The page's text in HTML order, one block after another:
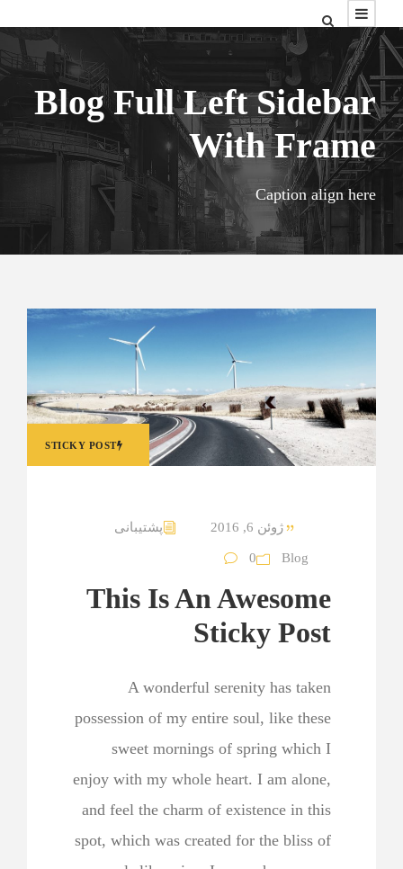
Blog Full Left Sidebar
With Frame
Caption align here
STICKY POST
ژوئن 6, 2016 پشتیبانی
Blog
0
This Is An Awesome
Sticky Post
A wonderful serenity has taken
possession of my entire soul, like these
sweet mornings of spring which I
enjoy with my whole heart. I am alone,
and feel the charm of existence in this
spot, which was created for the bliss of